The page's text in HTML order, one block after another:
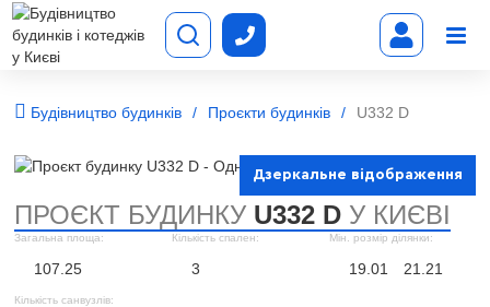
Будівництво будинків Проєкти будинків U332 D
Дзеркальне відображення
ПРОЄКТ БУДИНКУ U332 D У КИЄВІ
Загальна площа:
107.25
Кількість спален:
3
Мін. розмір ділянки:
19.01 21.21
Кількість санвузлів: